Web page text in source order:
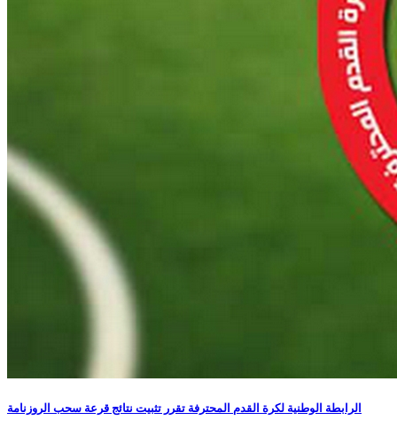
الرابطة الوطنية لكرة القدم المحترفة تقرر تثبيت نتائج قرعة سحب الروزنامة